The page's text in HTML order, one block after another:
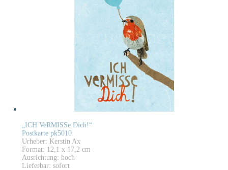
„ICH VeRMISSe Dich!“
Postkarte pk5010
Urheber: Kerstin Ax
Format: 12,1 x 17,2 cm
Ausrichtung: hoch
Lieferbar: sofort